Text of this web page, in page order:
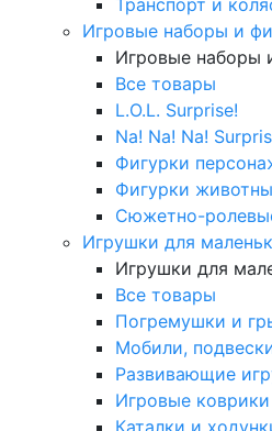
Игровые наборы и
Игровые наборы
Все товары
L.O.L. Surprise!
Na! Na! Na!
Фигурки
Фигурки
Сюжетно-
Игрушки для
Игрушки для
Все товары
Погремушки и
Мобили,
Развивающие
Игровые коврики
Каталки и